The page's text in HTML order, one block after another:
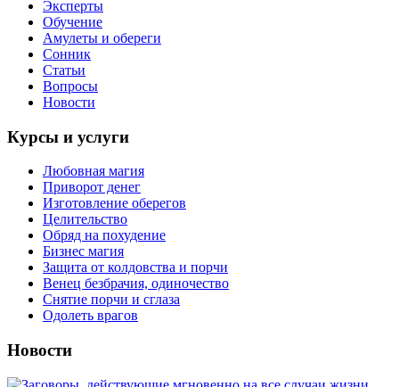
Эксперты
Обучение
Амулеты и обереги
Сонник
Статьи
Вопросы
Новости
Курсы и услуги
Любовная магия
Приворот денег
Изготовление оберегов
Целительство
Обряд на похудение
Бизнес магия
Защита от колдовства и порчи
Венец безбрачия, одиночество
Снятие порчи и сглаза
Одолеть врагов
Новости